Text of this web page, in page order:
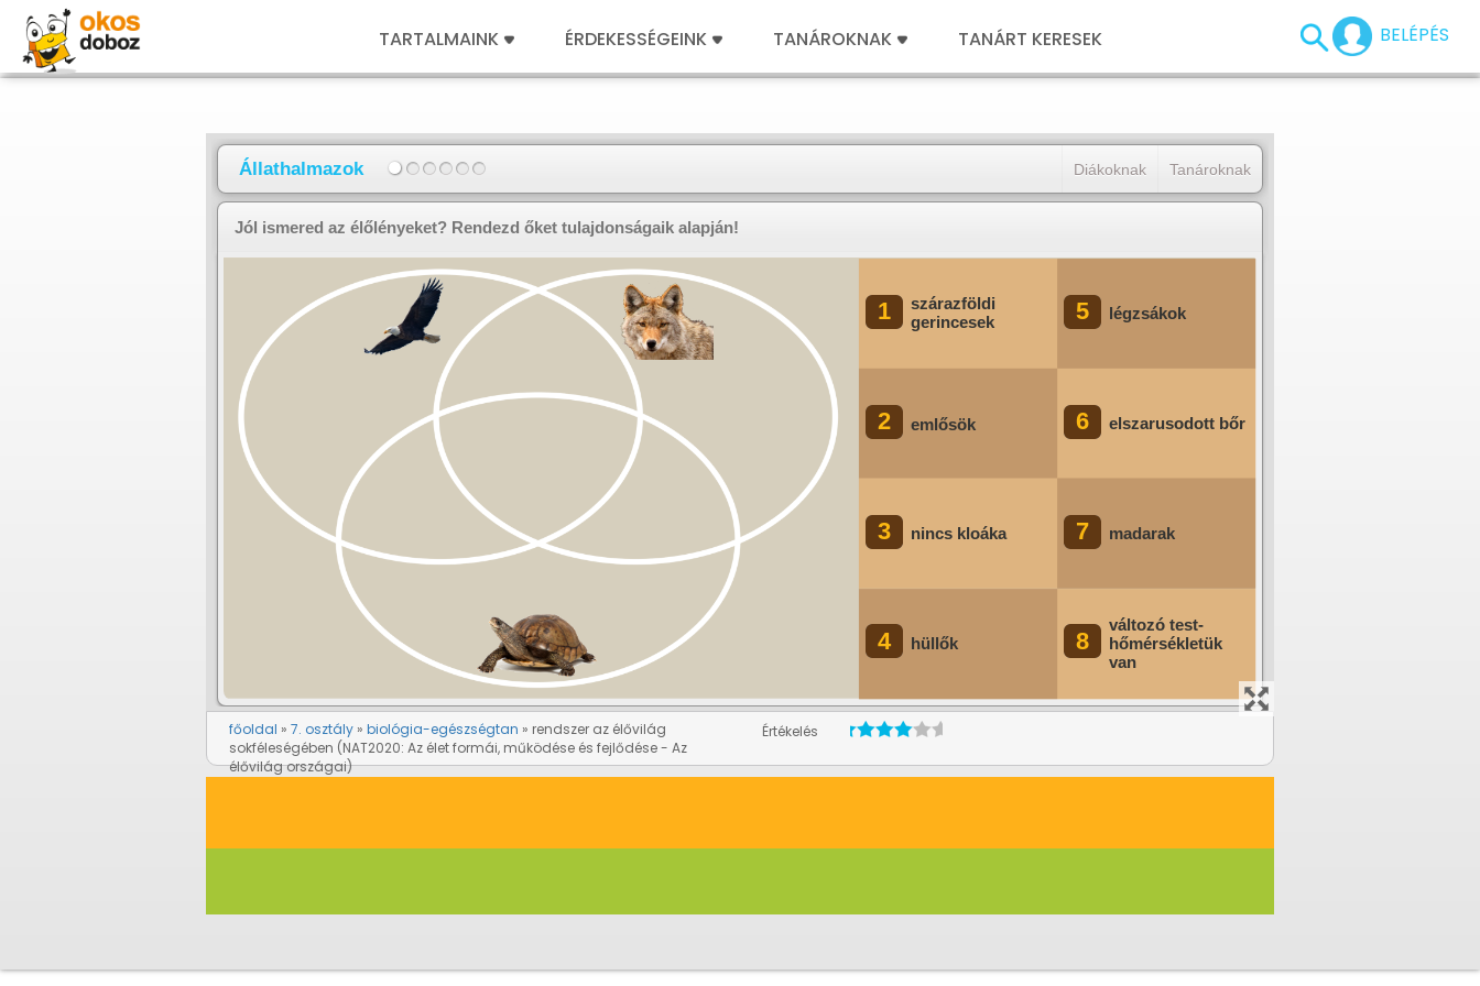
BELÉPÉS
TARTALMAINK ÉRDEKESSÉGEINK TANÁROKNAK TANÁRT KERESEK
főoldal 7. osztály biológia-egészségtan
rendszer az élővilág
sokféleségében (NAT2020: Az élet formái, működése és fejlődése - Az
élővilág országai)
Értékelés